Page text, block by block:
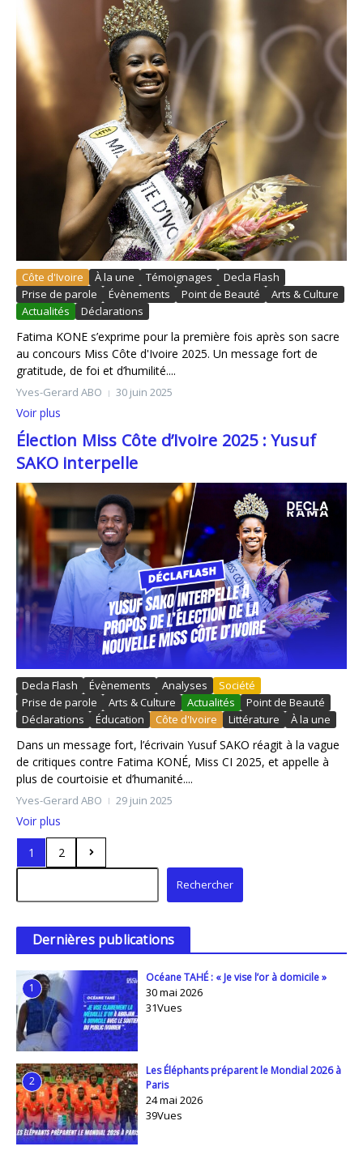
Côte d'Ivoire À la une Témoignages
Decla Flash
Prise de parole
Évènements Point de Beauté
Arts & Culture
Actualités
Déclarations
Fatima KONE s’exprime pour la première fois après son sacre
au concours Miss Côte d'Ivoire 2025. Un message fort de
gratitude, de foi et d’humilité....
Yves-Gerard ABO 30 juin 2025
Voir plus
Élection Miss Côte d’Ivoire 2025 : Yusuf
SAKO interpelle
Decla Flash Évènements Analyses
Société
Prise de parole
Arts & Culture Actualités
Point de Beauté
Déclarations
Éducation Côte d'Ivoire Littérature À la une
Dans un message fort, l’écrivain Yusuf SAKO réagit à la vague
de critiques contre Fatima KONÉ, Miss CI 2025, et appelle à
plus de courtoisie et d’humanité....
Yves-Gerard ABO 29 juin 2025
Voir plus
1
2
Rechercher
Rechercher
Dernières publications
1
Océane TAHÉ : « Je vise l’or à domicile »
30 mai 2026
31Vues
2
Les Éléphants préparent le Mondial 2026 à
Paris
24 mai 2026
39Vues